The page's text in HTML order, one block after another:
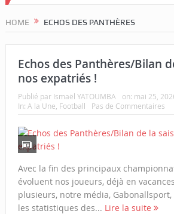
HOME ECHOS DES PANTHÈRES
Echos des Panthères/Bilan
nos expatriés !
Publié par Ismaël YATOUMBA on: mai 25,
In: A la Une Football Pas de Commentaires
Avec la fin des principaux
évoluent nos joueurs, déjà en
plusieurs, notre média, Gabonallsport,
les statistiques des... Lire la suite